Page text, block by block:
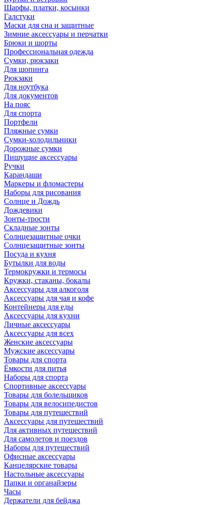
Шарфы, платки, косынки
Галстуки
Маски для сна и защитные
Зимние аксессуары и перчатки
Брюки и шорты
Профессиональная одежда
Сумки, рюкзаки
Для шопинга
Рюкзаки
Для ноутбука
Для документов
На пояс
Для спорта
Портфели
Пляжные сумки
Сумки-холодильники
Дорожные сумки
Пишущие аксессуары
Ручки
Карандаши
Маркеры и фломастеры
Наборы для рисования
Солнце и Дождь
Дождевики
Зонты-трости
Складные зонты
Солнцезащитные очки
Солнцезащитные зонты
Посуда и кухня
Бутылки для воды
Термокружки и термосы
Кружки, стаканы, бокалы
Аксессуары для алкоголя
Аксессуары для чая и кофе
Контейнеры для еды
Аксессуары для кухни
Личные аксессуары
Аксессуары для всех
Женские аксессуары
Мужские аксессуары
Товары для спорта
Ёмкости для питья
Наборы для спорта
Спортивные аксессуары
Товары для болельщиков
Товары для велосипедистов
Товары для путешествий
Аксессуары для путешествий
Для активных путешествий
Для самолетов и поездов
Наборы для путешествий
Офисные аксессуары
Канцелярские товары
Настольные аксессуары
Папки и органайзеры
Часы
Держатели для бейджа